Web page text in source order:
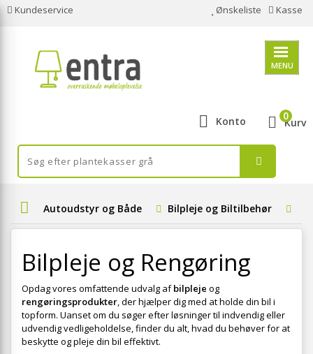
Kundeservice Ønskeliste Kasse
MENU
Konto Kurv
0
Autoudstyr og Både Bilpleje og Biltilbehør
Bilpleje og Rengøring
Opdag vores omfattende udvalg afbilpleje og
rengøringsprodukter, der hjælper dig med at holde din bil i
topform. Uanset om du søger efter løsninger til indvendig eller
udvendig vedligeholdelse, finder du alt, hvad du behøver for at
beskytte og pleje din bil effektivt.